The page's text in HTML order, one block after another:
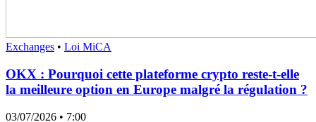
Exchanges • Loi MiCA
OKX : Pourquoi cette plateforme crypto reste-t-elle
la meilleure option en Europe malgré la régulation ?
03/07/2026 • 7:00